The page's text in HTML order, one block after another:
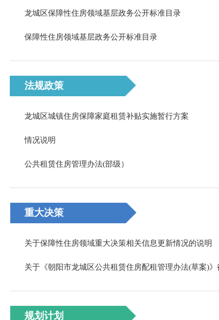
龙城区保障性住房领域基层政务公开标准目录
保障性住房领域基层政务公开标准目录
法规政策
龙城区城镇住房保障家庭租赁补贴实施暂行方案
情况说明
公共租赁住房管理办法(部级）
重大决策
关于保障性住房领域重大决策相关信息更新情况的说明
关于《朝阳市龙城区公共租赁住房配租管理办法(草案)
规划计划